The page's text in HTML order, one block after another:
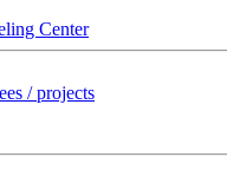
Center
/ projects